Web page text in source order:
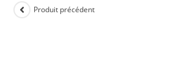
Produit précédent